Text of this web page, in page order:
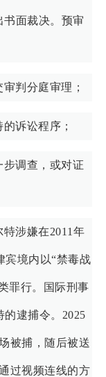
书面裁决。预审
判分庭审理；
诉讼程序；
调查，或对证
涉嫌在2011年
宾境内以“禁毒战
罪行。国际刑事
的逮捕令。2025
被捕，随后被送
过视频连线的方